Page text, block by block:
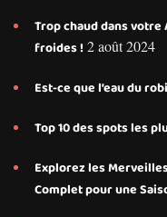
Trop chaud dans votre
froides ! 2 août 2024
Est-ce que l’eau du
Top 10 des spots les
Explorez les
Complet pour une